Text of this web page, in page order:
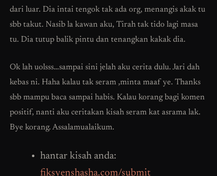
dari luar. Dia intai tengok tak ada org, menangis akak tu
sbb takut. Nasib la kawan aku, Tirah tak tido lagi masa
tu. Dia tutup balik pintu dan tenangkan kakak dia.
Ok lah uolsss…sampai sini jelah aku cerita dulu. Jari dah
kebas ni. Haha kalau tak seram ,minta maaf ye. Thanks
sbb mampu baca sampai habis. Kalau korang bagi komen
positif, nanti aku ceritakan kisah seram kat asrama lak.
Bye korang. Assalamualaikum.
hantar kisah anda:
fiksyenshasha.com/submit